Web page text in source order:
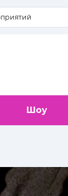
Шоу